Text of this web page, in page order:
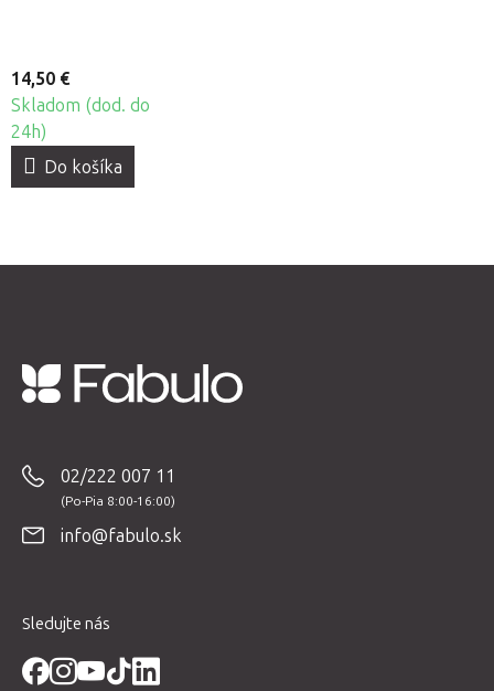
14,50 €
Skladom (dod. do
24h)
Do košíka
02/222 007 11
info@fabulo.sk
Sledujte nás